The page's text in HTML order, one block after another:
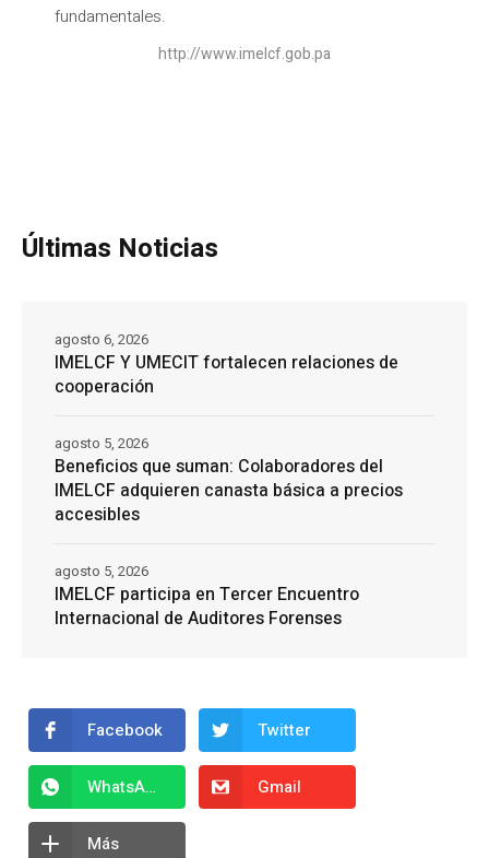
fundamentales.
http://www.imelcf.gob.pa
Últimas Noticias
IMELCF Y UMECIT fortalecen relaciones de
cooperación
agosto 6, 2026
Beneficios que suman: Colaboradores del
IMELCF adquieren canasta básica a precios
accesibles
agosto 5, 2026
IMELCF participa en Tercer Encuentro
Internacional de Auditores Forenses
agosto 5, 2026
Facebook Twitter
WhatsApp Gmail
Más